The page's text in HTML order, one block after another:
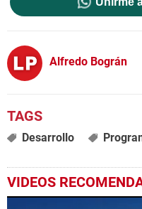
Alfredo Bográn
Desarrollo
VIDEOS